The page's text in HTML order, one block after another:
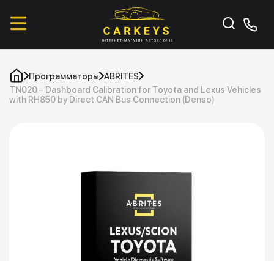
Программаторы ABRITES
TN020 – Dashboard Calibration for Toyota and Lexus Vehicles
with RH850 by Direct CAN Bus Connection (Denso)